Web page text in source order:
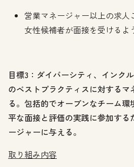
営業マネージャー以上の求人
女性候補者が面接を受けるよ
目標3：ダイバーシティ、インク
のベストプラクティスに対するマ
る。包括的でオープンなチーム
平な面接と評価の実践に参加する
ージャーに与える。
取り組み内容